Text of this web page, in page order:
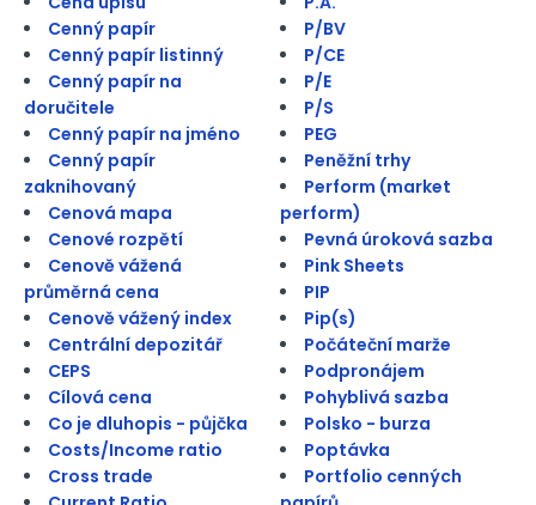
Cenný papír
Cenný papír listinný
Cenný papír na
doručitele
Cenný papír na jméno
Cenný papír
zaknihovaný
Cenová mapa
Cenové rozpětí
Cenově vážená
průměrná cena
Cenově vážený index
Centrální depozitář
CEPS
Cílová cena
Co je dluhopis - půjčka
Costs/Income ratio
Cross trade
P/BV
P/CE
P/E
P/S
PEG
Peněžní trhy
Perform (market
perform)
Pevná úroková sazba
Pink Sheets
PIP
Pip(s)
Počáteční marže
Podpronájem
Pohyblivá sazba
Polsko - burza
Poptávka
Portfolio cenných